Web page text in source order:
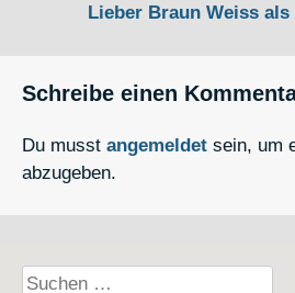
Lieber Braun Weiss
Schreibe einen
Du musst angemeldet sein, um
abzugeben.
Suchen